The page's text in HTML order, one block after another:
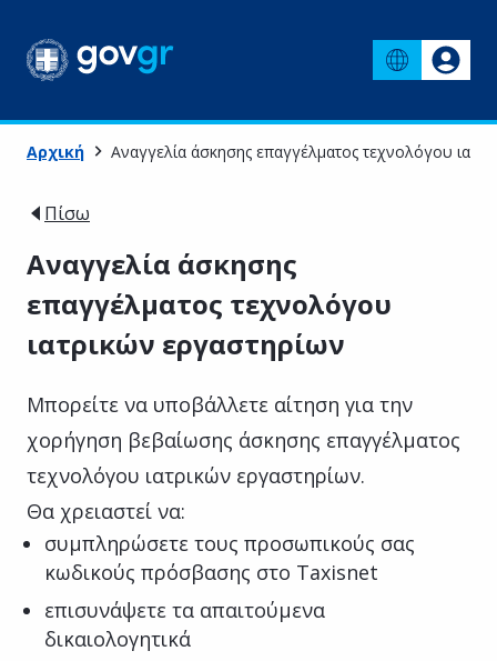
Αρχική Αναγγελία άσκησης επαγγέλματος τεχνολόγου
Πίσω
Αναγγελία άσκησης
επαγγέλματος τεχνολόγου
ιατρικών εργαστηρίων
Μπορείτε να υποβάλλετε αίτηση για την
χορήγηση βεβαίωσης άσκησης επαγγέλματος
τεχνολόγου ιατρικών εργαστηρίων.
Θα χρειαστεί να:
συμπληρώσετε τους προσωπικούς σας
κωδικούς πρόσβασης στο Taxisnet
επισυνάψετε τα απαιτούμενα
δικαιολογητικά